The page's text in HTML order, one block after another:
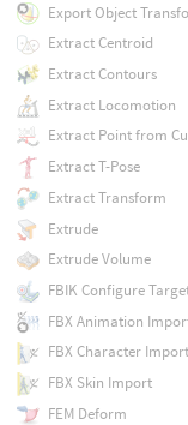
Export Object
Extract Centroid
Extract Contours
Extract Locomotion
Extract Point from
Extract T-Pose
Extract Transform
Extrude
Extrude Volume
FBIK Configure
FBX Animation
FBX Character Import
FBX Skin Import
FEM Deform